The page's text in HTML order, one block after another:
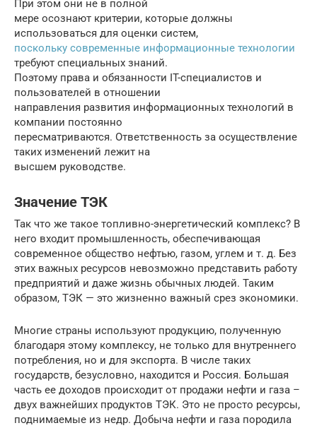
При этом они не в полной
мере осознают критерии, которые должны
использоваться для оценки систем,
поскольку современные информационные технологии
требуют специальных знаний.
Поэтому права и обязанности IT-специалистов и
пользователей в отношении
направления развития информационных технологий в
компании постоянно
пересматриваются. Ответственность за осуществление
таких изменений лежит на
высшем руководстве.
Значение ТЭК
Так что же такое топливно-энергетический комплекс? В
него входит промышленность, обеспечивающая
современное общество нефтью, газом, углем и т. д. Без
этих важных ресурсов невозможно представить работу
предприятий и даже жизнь обычных людей. Таким
образом, ТЭК — это жизненно важный срез экономики.
Многие страны используют продукцию, полученную
благодаря этому комплексу, не только для внутреннего
потребления, но и для экспорта. В числе таких
государств, безусловно, находится и Россия. Большая
часть ее доходов происходит от продажи нефти и газа –
двух важнейших продуктов ТЭК. Это не просто ресурсы,
поднимаемые из недр. Добыча нефти и газа породила